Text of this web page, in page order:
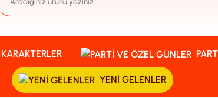
KARAKTERLER
YENI GELENLER